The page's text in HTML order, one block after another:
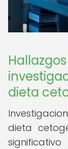
dieta
dieta